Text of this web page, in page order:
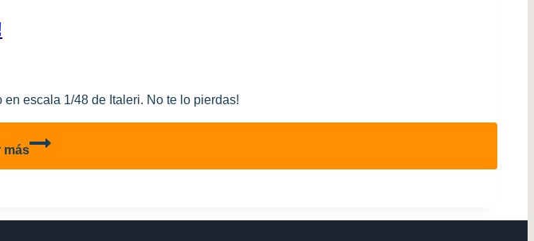
escala 1/48 de Italeri. No te lo pierdas!
más
Proceso